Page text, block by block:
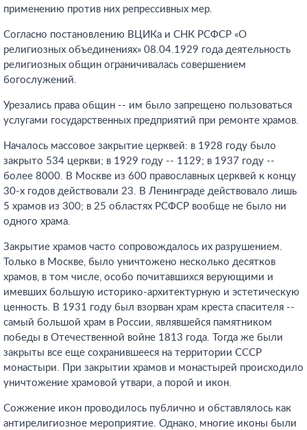
применению против них репрессивных мер.
Согласно постановлению ВЦИКа и СНК РСФСР «О
религиозных объединениях» 08.04.1929 года деятельность
религиозных общин ограничивалась совершением
богослужений.
Урезались права общин -- им было запрещено пользоваться
услугами государственных предприятий при ремонте храмов.
Началось массовое закрытие церквей: в 1928 году было
закрыто 534 церкви; в 1929 году -- 1129; в 1937 году --
более 8000. В Москве из 600 православных церквей к концу
30-х годов действовали 23. В Ленинграде действовало лишь
5 храмов из 300; в 25 областях РСФСР вообще не было ни
одного храма.
Закрытие храмов часто сопровождалось их разрушением.
Только в Москве, было уничтожено несколько десятков
храмов, в том числе, особо почитавшихся верующими и
имевших большую историко-архитектурную и эстетическую
ценность. В 1931 году был взорван храм креста спасителя --
самый большой храм в России, являвшейся памятником
победы в Отечественной войне 1813 года. Тогда же были
закрыты все еще сохранившееся на территории СССР
монастыри. При закрытии храмов и монастырей происходило
уничтожение храмовой утвари, а порой и икон.
Сожжение икон проводилось публично и обставлялось как
антирелигиозное мероприятие. Однако, многие иконы были